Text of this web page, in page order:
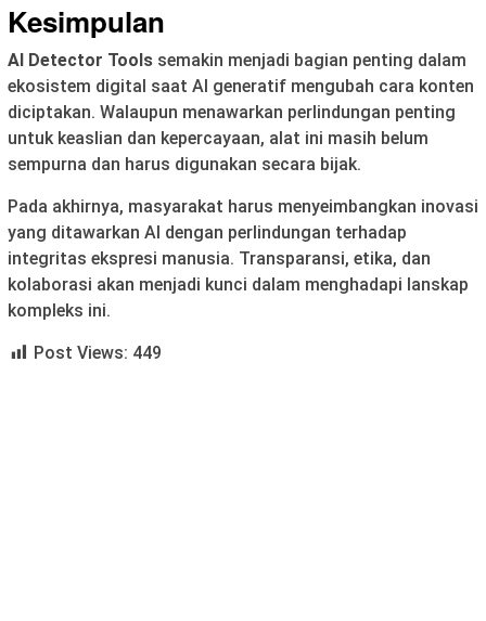
Kesimpulan
AI Detector Tools semakin menjadi bagian penting dalam
ekosistem digital saat AI generatif mengubah cara konten
diciptakan. Walaupun menawarkan perlindungan penting
untuk keaslian dan kepercayaan, alat ini masih belum
sempurna dan harus digunakan secara bijak.
Pada akhirnya, masyarakat harus menyeimbangkan inovasi
yang ditawarkan AI dengan perlindungan terhadap
integritas ekspresi manusia. Transparansi, etika, dan
kolaborasi akan menjadi kunci dalam menghadapi lanskap
kompleks ini.
Post Views: 449